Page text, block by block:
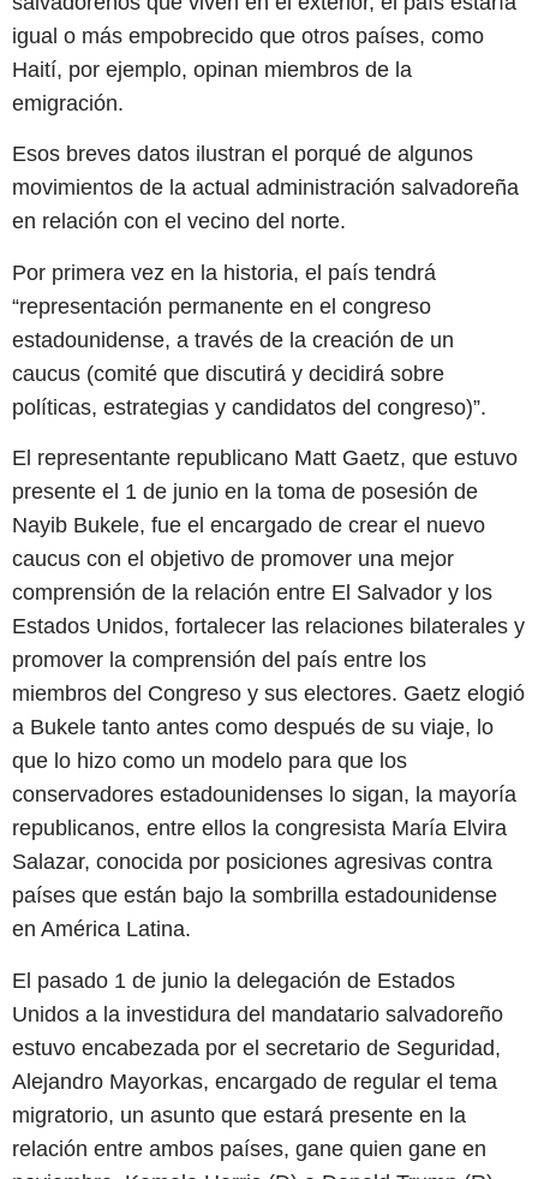
igual o más empobrecido que otros países, como
Haití, por ejemplo, opinan miembros de la
emigración.
Esos breves datos ilustran el porqué de algunos
movimientos de la actual administración salvadoreña
en relación con el vecino del norte.
Por primera vez en la historia, el país tendrá
“representación permanente en el congreso
estadounidense, a través de la creación de un
caucus (comité que discutirá y decidirá sobre
políticas, estrategias y candidatos del congreso)”.
El representante republicano Matt Gaetz, que estuvo
presente el 1 de junio en la toma de posesión de
Nayib Bukele, fue el encargado de crear el nuevo
caucus con el objetivo de promover una mejor
comprensión de la relación entre El Salvador y los
Estados Unidos, fortalecer las relaciones bilaterales y
promover la comprensión del país entre los
miembros del Congreso y sus electores. Gaetz elogió
a Bukele tanto antes como después de su viaje, lo
que lo hizo como un modelo para que los
conservadores estadounidenses lo sigan, la mayoría
republicanos, entre ellos la congresista María Elvira
Salazar, conocida por posiciones agresivas contra
países que están bajo la sombrilla estadounidense
en América Latina.
El pasado 1 de junio la delegación de Estados
Unidos a la investidura del mandatario salvadoreño
estuvo encabezada por el secretario de Seguridad,
Alejandro Mayorkas, encargado de regular el tema
migratorio, un asunto que estará presente en la
relación entre ambos países, gane quien gane en